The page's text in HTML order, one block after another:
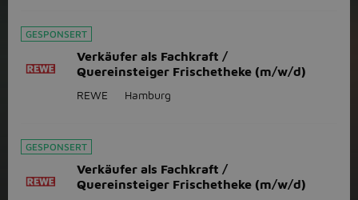
GESPONSERT
Verkäufer als Fachkraft /
Quereinsteiger Frischetheke (m/w/d)
REWE Hamburg
GESPONSERT
Verkäufer als Fachkraft /
Quereinsteiger Frischetheke (m/w/d)